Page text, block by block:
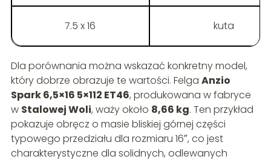
7.5 x 16 kuta
Dla porównania można wskazać konkretny model,
który dobrze obrazuje te wartości. Felga Anzio
Spark 6,5×16 5×112 ET46, produkowana w fabryce
w Stalowej Woli, waży około 8,66 kg. Ten przykład
pokazuje obręcz o masie bliskiej górnej części
typowego przedziału dla rozmiaru 16″, co jest
charakterystyczne dla solidnych, odlewanych